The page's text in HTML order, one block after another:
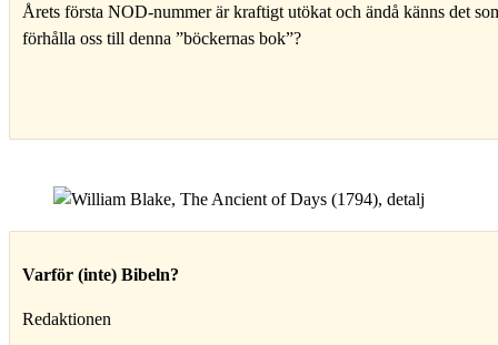
Årets första NOD-nummer är kraftigt utökat och ändå känns det
förhålla oss till denna ”böckernas bok”?
Varför (inte) Bibeln?
Redaktionen